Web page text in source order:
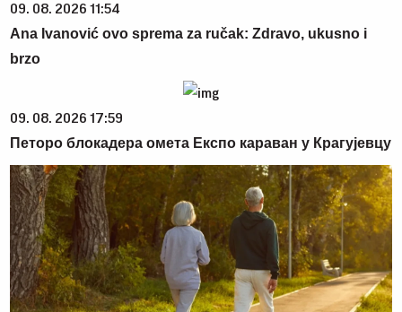
09. 08. 2026 11:54
Ana Ivanović ovo sprema za ručak: Zdravo, ukusno i
brzo
09. 08. 2026 17:59
Петоро блокадера омета Експо караван у Крагујевцу